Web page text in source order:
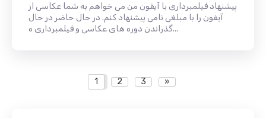
پیشنهاد فیلمبرداری با آیفون من می خواهم به شما عکاسی از
آیفون را با مبلغی نامی پیشنهاد کنم. در حال حاضر در حال
گذراندن دوره های عکاسی و فیلمبرداری ه...
1 2 3 »